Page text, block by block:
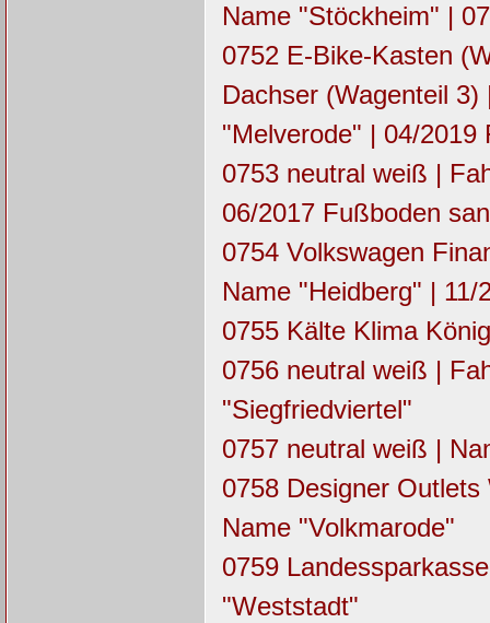
Name "Stöckheim" |
0752 E-Bike-Kasten
Dachser (Wagenteil
"Melverode" | 04/2019
0753 neutral weiß |
06/2017 Fußboden
0754 Volkswagen
Name "Heidberg" |
0755 Kälte Klima
0756 neutral weiß |
"Siegfriedviertel"
0757 neutral weiß |
0758 Designer
Name "Volkmarode"
0759
"Weststadt"